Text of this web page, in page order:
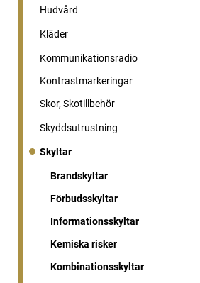
Hudvård
Kläder
Kommunikationsradio
Kontrastmarkeringar
Skor, Skotillbehör
Skyddsutrustning
Skyltar
Brandskyltar
Förbudsskyltar
Informationsskyltar
Kemiska risker
Kombinationsskyltar